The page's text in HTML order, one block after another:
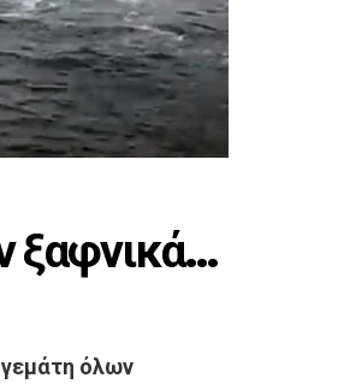
ξαφνικά…
γεμάτη όλων